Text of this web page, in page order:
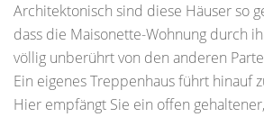
Architektonisch sind diese Häuser so
dass die Maisonette-Wohnung durch
völlig unberührt von den anderen
Ein eigenes Treppenhaus führt hinauf
Hier empfängt Sie ein offen